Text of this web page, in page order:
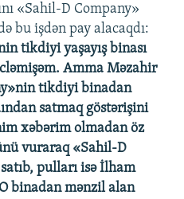
«Sahil-D Company»
bu işdən pay alacaqdı:
tikdiyi yaşayış binası
Amma Məzahir
tikdiyi binadan
satmaq göstərişini
xəbərim olmadan öz
vuraraq «Sahil-D
pulları isə İlham
binadan mənzil alan